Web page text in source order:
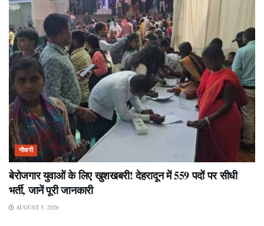
नौकरी
बेरोजगार युवाओं के लिए खुशखबरी! देहरादून में 559 पदों पर सीधी
भर्ती, जानें पूरी जानकारी
AUGUST 5, 2026